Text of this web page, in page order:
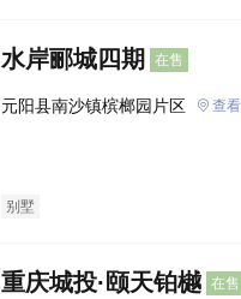
水岸郦城四期 在售
元阳县南沙镇槟榔园片区 查
别墅
重庆城投·颐天铂樾 在售